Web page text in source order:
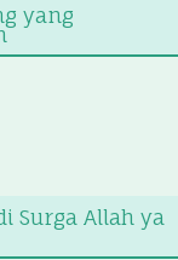
yang
Surga Allah ya